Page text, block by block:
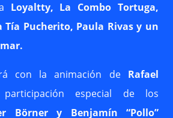
Loyaltty, La Combo Tortuga,
Tía Pucherito, Paula Rivas y un
con la animación deRafael
especial de los
Börner y Benjamín “Pollo”